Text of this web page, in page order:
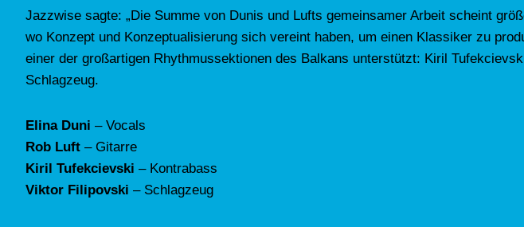
Jazzwise sagte: „Die Summe von Dunis und Lufts gemeinsamer Arbeit scheint
wo Konzept und Konzeptualisierung sich vereint haben, um einen Klassiker zu
einer der großartigen Rhythmussektionen des Balkans unterstützt: Kiril
Schlagzeug.
Elina Duni – Vocals
Rob Luft – Gitarre
Kiril Tufekcievski – Kontrabass
Viktor Filipovski – Schlagzeug